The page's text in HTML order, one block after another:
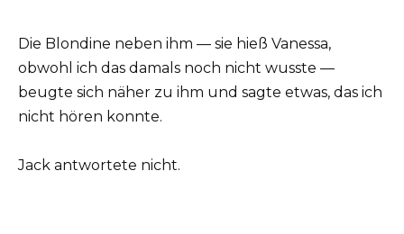
Die Blondine neben ihm — sie hieß Vanessa,
obwohl ich das damals noch nicht wusste —
beugte sich näher zu ihm und sagte etwas, das ich
nicht hören konnte.
Jack antwortete nicht.